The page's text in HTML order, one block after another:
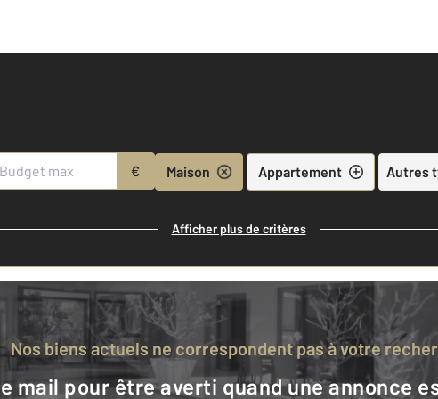
€ Maison Appartement Autres
Afficher plus de critères
Nos biens actuels ne correspondent pas à votre